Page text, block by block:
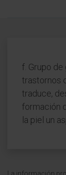
f. Grupo
trastornos
traduce,
formación
la piel un